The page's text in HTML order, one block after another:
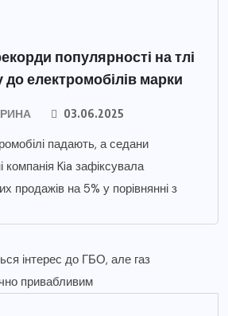
популярності на тлі
до електромобілів марки
03.06.2025
падають, а седани
компанія Kia зафіксувала
продажів на 5% у порівнянні з